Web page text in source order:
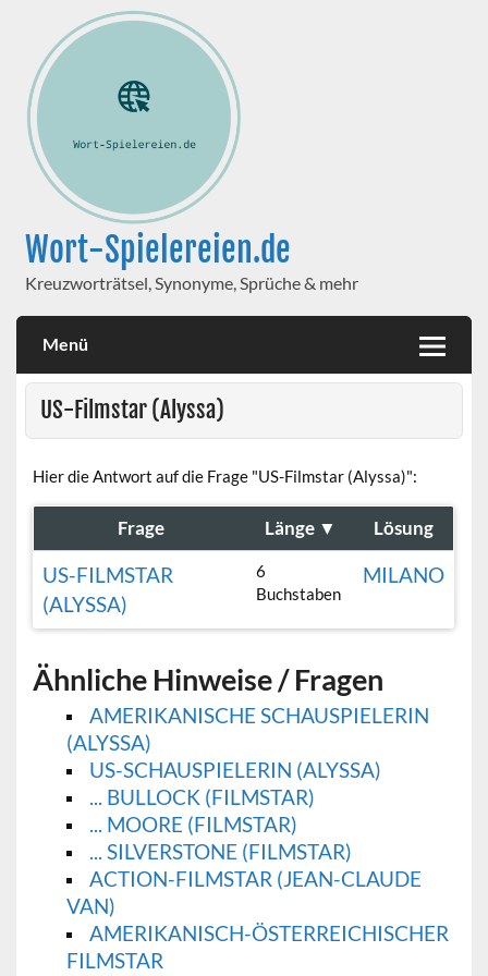
Wort-Spielereien.de
Kreuzworträtsel, Synonyme, Sprüche & mehr
Menü
US-Filmstar (Alyssa)
Hier die Antwort auf die Frage "US-Filmstar (Alyssa)":
Frage Länge ▼ Lösung
US-FILMSTAR
(ALYSSA)
6
Buchstaben
MILANO
Ähnliche Hinweise / Fragen
AMERIKANISCHE SCHAUSPIELERIN
(ALYSSA)
US-SCHAUSPIELERIN (ALYSSA)
... BULLOCK (FILMSTAR)
... MOORE (FILMSTAR)
... SILVERSTONE (FILMSTAR)
ACTION-FILMSTAR (JEAN-CLAUDE
VAN)
AMERIKANISCH-ÖSTERREICHISCHER
FILMSTAR